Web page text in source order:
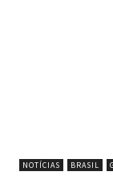
NOTÍCIAS BRASIL